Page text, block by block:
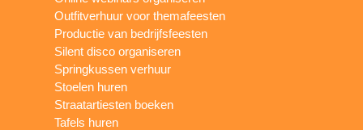
Outfitverhuur voor themafeesten
Productie van bedrijfsfeesten
Silent disco organiseren
Springkussen verhuur
Stoelen huren
Straatartiesten boeken
Tafels huren